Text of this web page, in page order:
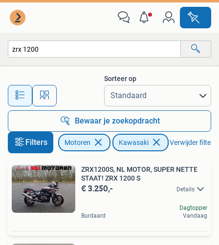
Alle afstanden…
Sorteer op
Bewaar je zoekopdracht
Filters Motoren Kawasaki Verwijder filters
ZRX1200S, NL MOTOR, SUPER NETTE
STAAT! ZRX 1200 S
€ 3.250,- Details
Burdaard
Dagtopper
Vandaag